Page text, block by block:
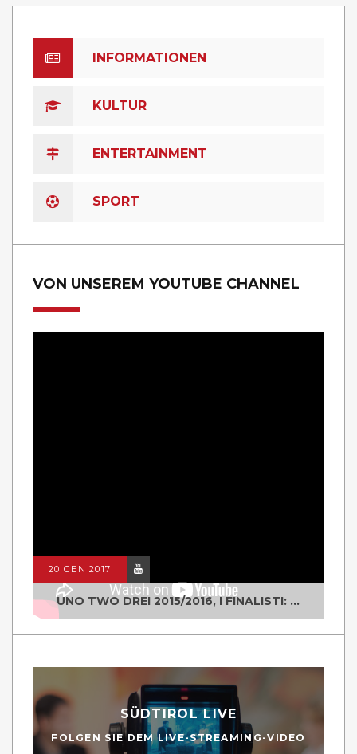
INFORMATIONEN
KULTUR
ENTERTAINMENT
SPORT
VON UNSEREM YOUTUBE CHANNEL
20 GEN 2017
UNO TWO DREI 2015/2016, I FINALISTI: CLASSE IV ALS ISTITUTO "DEGASPERI" BORGO VALSUGANA
SÜDTIROL LIVE
FOLGEN SIE DEM LIVE-STREAMING-VIDEO